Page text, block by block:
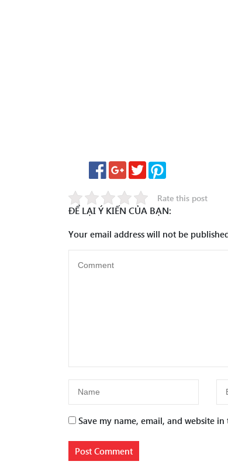
Rate this post
ĐỂ LẠI Ý KIẾN CỦA BẠN:
Your email address will not be
Save my name, email, and website